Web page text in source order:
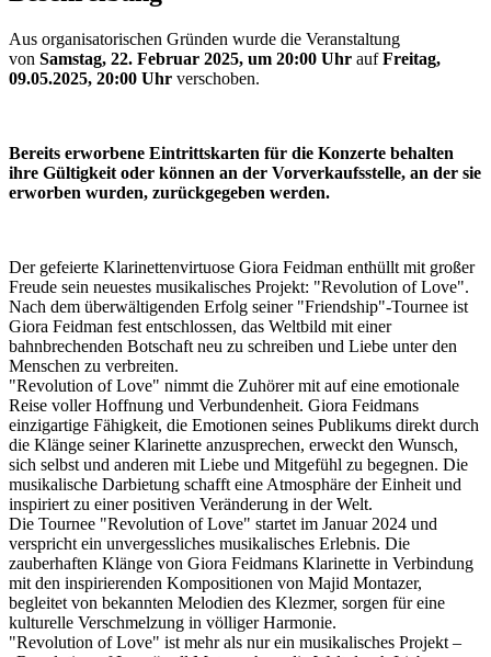
Aus organisatorischen Gründen wurde die Veranstaltung
von Samstag, 22. Februar 2025, um 20:00 Uhr aufFreitag,
09.05.2025, 20:00 Uhr verschoben.
Bereits erworbene Eintrittskarten für die Konzerte behalten
ihre Gültigkeit oder können an der Vorverkaufsstelle, an der sie
erworben wurden, zurückgegeben werden.
Der gefeierte Klarinettenvirtuose Giora Feidman enthüllt mit großer
Freude sein neuestes musikalisches Projekt: "Revolution of Love".
Nach dem überwältigenden Erfolg seiner "Friendship"-Tournee ist
Giora Feidman fest entschlossen, das Weltbild mit einer
bahnbrechenden Botschaft neu zu schreiben und Liebe unter den
Menschen zu verbreiten.
"Revolution of Love" nimmt die Zuhörer mit auf eine emotionale
Reise voller Hoffnung und Verbundenheit. Giora Feidmans
einzigartige Fähigkeit, die Emotionen seines Publikums direkt durch
die Klänge seiner Klarinette anzusprechen, erweckt den Wunsch,
sich selbst und anderen mit Liebe und Mitgefühl zu begegnen. Die
musikalische Darbietung schafft eine Atmosphäre der Einheit und
inspiriert zu einer positiven Veränderung in der Welt.
Die Tournee "Revolution of Love" startet im Januar 2024 und
verspricht ein unvergessliches musikalisches Erlebnis. Die
zauberhaften Klänge von Giora Feidmans Klarinette in Verbindung
mit den inspirierenden Kompositionen von Majid Montazer,
begleitet von bekannten Melodien des Klezmer, sorgen für eine
kulturelle Verschmelzung in völliger Harmonie.
"Revolution of Love" ist mehr als nur ein musikalisches Projekt –